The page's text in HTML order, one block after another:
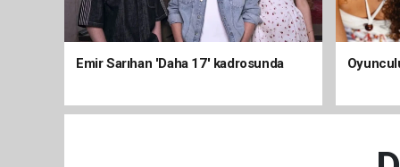
Emir Sarıhan 'Daha 17' kadrosunda